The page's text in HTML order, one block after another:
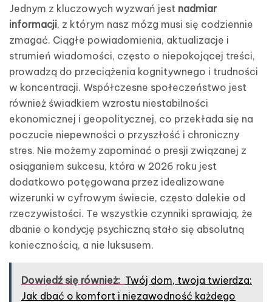
Jednym z kluczowych wyzwań jest nadmiar
informacji, z którym nasz mózg musi się codziennie
zmagać. Ciągłe powiadomienia, aktualizacje i
strumień wiadomości, często o niepokojącej treści,
prowadzą do przeciążenia kognitywnego i trudności
w koncentracji. Współczesne społeczeństwo jest
również świadkiem wzrostu niestabilności
ekonomicznej i geopolitycznej, co przekłada się na
poczucie niepewności o przyszłość i chroniczny
stres. Nie możemy zapominać o presji związanej z
osiąganiem sukcesu, która w 2026 roku jest
dodatkowo potęgowana przez idealizowane
wizerunki w cyfrowym świecie, często dalekie od
rzeczywistości. Te wszystkie czynniki sprawiają, że
dbanie o kondycję psychiczną stało się absolutną
koniecznością, a nie luksusem.
Dowiedź się również: Twój dom, twoja twierdza:
Jak dbać o komfort i niezawodność każdego